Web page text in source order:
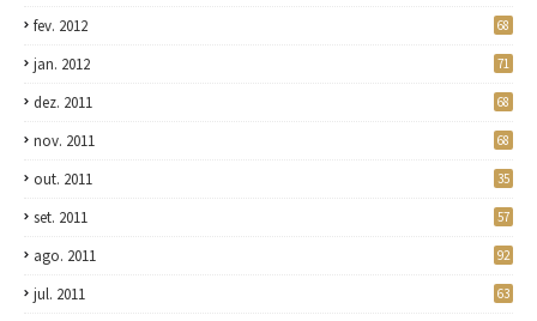
fev. 2012 68
jan. 2012 71
dez. 2011 68
nov. 2011 68
out. 2011 35
set. 2011 57
ago. 2011 92
jul. 2011 63